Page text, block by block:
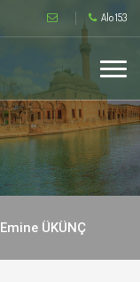
Alo 153
Emine ÜKÜNÇ